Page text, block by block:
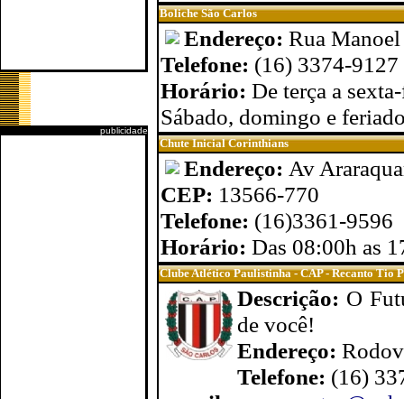
publicidade
Boliche São Carlos
Endereço: Rua
Telefone: (16) 3374-9127
Horário: De terça a
Sábado, domingo e
Chute Inicial Corinthians
Endereço: Av
CEP: 13566-770
Telefone: (16)3361-9596
Horário: Das 08:00h as
Clube Atlético Paulistinha - CAP - Recanto Tio
Descrição: O
de você!
Endereço:
Telefone: (16)